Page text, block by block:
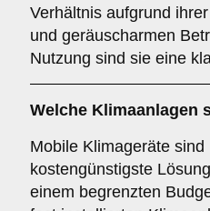
Verhältnis aufgrund
und geräuscharmen
Nutzung sind sie eine
Welche Klimaanlagen
Mobile Klimageräte
kostengünstigste
einem begrenzten